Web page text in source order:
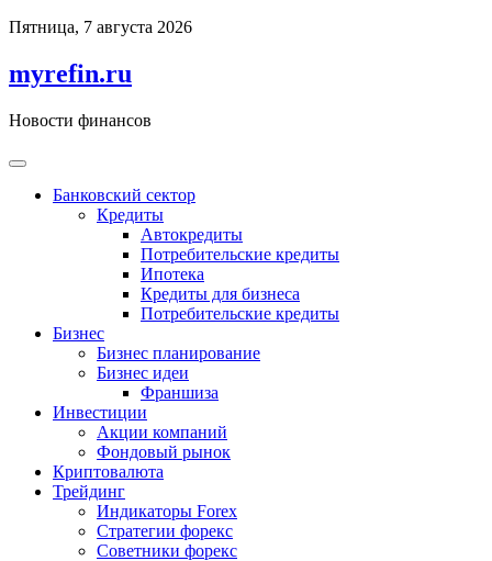
Перейти
содержимому
Пятница, 7 августа 2026
myrefin.ru
Новости финансов
Банковский сектор
Кредиты
Автокредиты
Потребительские кредиты
Ипотека
Кредиты для бизнеса
Потребительские кредиты
Бизнес
Бизнес планирование
Бизнес идеи
Франшиза
Инвестиции
Акции компаний
Фондовый рынок
Криптовалюта
Трейдинг
Индикаторы Forex
Стратегии форекс
Советники форекс